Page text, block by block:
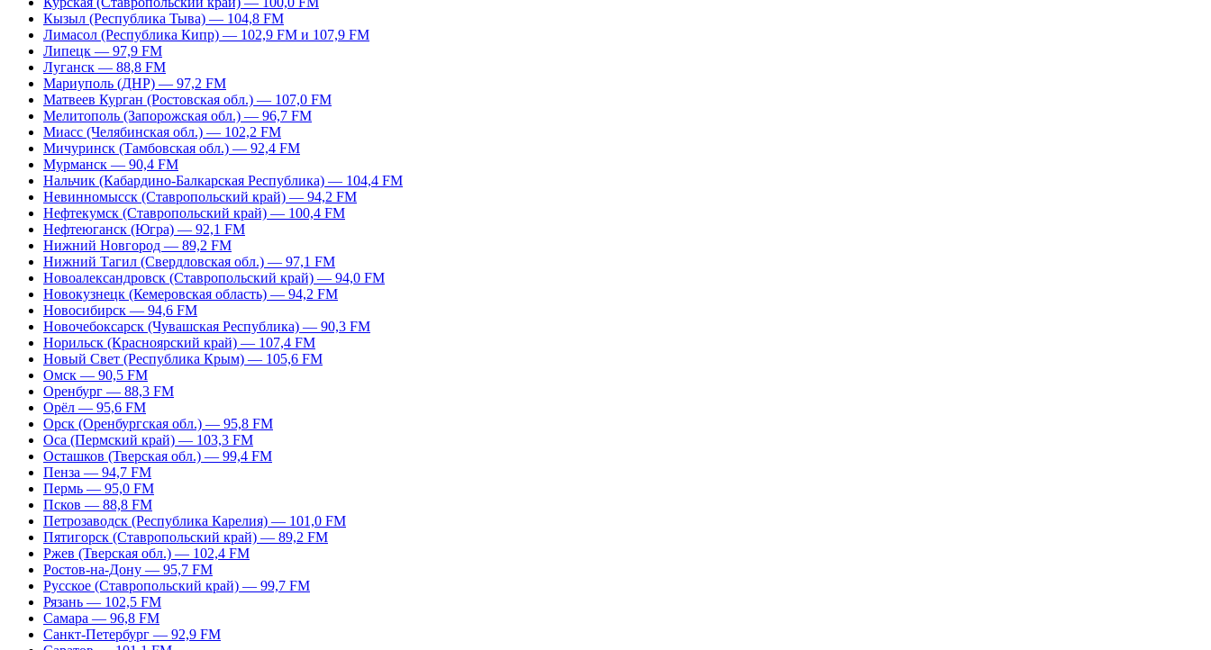
Кызыл (Республика Тыва) — 104,8 FM
Лимасол (Республика Кипр) — 102,9 FM и 107,9 FM
Липецк — 97,9 FM
Луганск — 88,8 FM
Мариуполь (ДНР) — 97,2 FM
Матвеев Курган (Ростовская обл.) — 107,0 FM
Мелитополь (Запорожская обл.) — 96,7 FM
Миасс (Челябинская обл.) — 102,2 FM
Мичуринск (Тамбовская обл.) — 92,4 FM
Мурманск — 90,4 FM
Нальчик (Кабардино-Балкарская Республика) — 104,4 FM
Невинномысск (Ставропольский край) — 94,2 FM
Нефтекумск (Ставропольский край) — 100,4 FM
Нефтеюганск (Югра) — 92,1 FM
Нижний Новгород — 89,2 FM
Нижний Тагил (Свердловская обл.) — 97,1 FM
Новоалександровск (Ставропольский край) — 94,0 FM
Новокузнецк (Кемеровская область) — 94,2 FM
Новосибирск — 94,6 FM
Новочебоксарск (Чувашская Республика) — 90,3 FM
Норильск (Красноярский край) — 107,4 FM
Новый Свет (Республика Крым) — 105,6 FM
Омск — 90,5 FM
Оренбург — 88,3 FM
Орёл — 95,6 FM
Орск (Оренбургская обл.) — 95,8 FM
Оса (Пермский край) — 103,3 FM
Осташков (Тверская обл.) — 99,4 FM
Пенза — 94,7 FM
Пермь — 95,0 FM
Псков — 88,8 FM
Петрозаводск (Республика Карелия) — 101,0 FM
Пятигорск (Ставропольский край) — 89,2 FM
Ржев (Тверская обл.) — 102,4 FM
Ростов-на-Дону — 95,7 FM
Русское (Ставропольский край) — 99,7 FM
Рязань — 102,5 FM
Самара — 96,8 FM
Санкт-Петербург — 92,9 FM